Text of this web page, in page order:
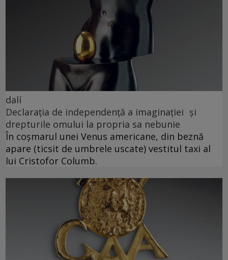
dalí
Declarația de independență a imaginației și
drepturile omului la propria sa nebunie
În coșmarul unei Venus americane, din beznă
apare (ticsit de umbrele uscate) vestitul taxi al
lui Cristofor Columb.